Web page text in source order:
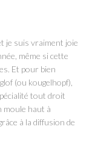
je suis vraiment joie
même si cette
Et pour bien
(ou kougelhopf),
tout droit
moule haut à
à la diffusion de